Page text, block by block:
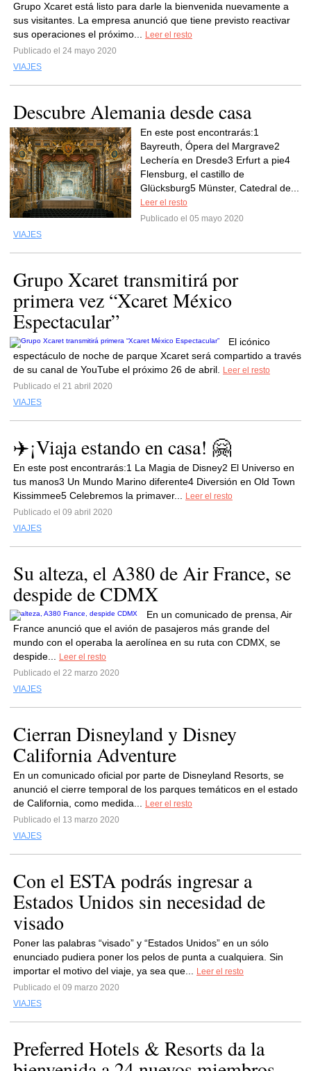
Grupo Xcaret está listo para darle la bienvenida nuevamente a
sus visitantes. La empresa anunció que tiene previsto reactivar
sus operaciones el próximo...
Leer el resto
Publicado el 24 mayo 2020
VIAJES
Descubre Alemania desde casa
En este post encontrarás:1
Bayreuth, Ópera del Margrave2
Lechería en Dresde3 Erfurt a pie4
Flensburg, el castillo de
Glücksburg5 Münster, Catedral de...
Leer el resto
Publicado el 05 mayo 2020
VIAJES
Grupo Xcaret transmitirá por
primera vez “Xcaret México
Espectacular”
El icónico
espectáculo de noche de parque Xcaret será compartido a través
de su canal de YouTube el próximo 26 de abril.
Leer el resto
Publicado el 21 abril 2020
VIAJES
✈️¡Viaja estando en casa! 🤗
En este post encontrarás:1 La Magia de Disney2 El Universo en
tus manos3 Un Mundo Marino diferente4 Diversión en Old Town
Kissimmee5 Celebremos la primaver...
Leer el resto
Publicado el 09 abril 2020
VIAJES
Su alteza, el A380 de Air France, se
despide de CDMX
En un comunicado de prensa, Air
France anunció que el avión de pasajeros más grande del
mundo con el operaba la aerolínea en su ruta con CDMX, se
despide...
Leer el resto
Publicado el 22 marzo 2020
VIAJES
Cierran Disneyland y Disney
California Adventure
En un comunicado oficial por parte de Disneyland Resorts, se
anunció el cierre temporal de los parques temáticos en el estado
de California, como medida...
Leer el resto
Publicado el 13 marzo 2020
VIAJES
Con el ESTA podrás ingresar a
Estados Unidos sin necesidad de
visado
Poner las palabras “visado” y “Estados Unidos” en un sólo
enunciado pudiera poner los pelos de punta a cualquiera. Sin
importar el motivo del viaje, ya sea que...
Leer el resto
Publicado el 09 marzo 2020
VIAJES
Preferred Hotels & Resorts da la